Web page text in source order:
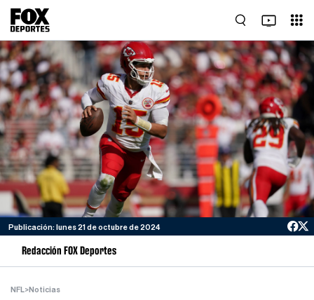
Publicación: lunes 21 de octubre de 2024
Redacción FOX Deportes
NFL>Noticias